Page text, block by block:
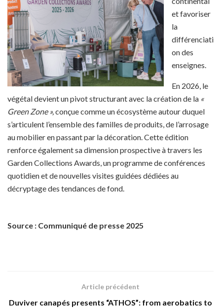
et favoriser
la
différenciati
on des
enseignes.
En 2026, le
végétal devient un pivot structurant avec la création de la «
Green Zone »,conçue comme un écosystème autour duquel
s’articulent l’ensemble des familles de produits, de l’arrosage
au mobilier en passant par la décoration. Cette édition
renforce également sa dimension prospective à travers les
Garden Collections Awards, un programme de conférences
quotidien et de nouvelles visites guidées dédiées au
décryptage des tendances de fond.
Source : Communiqué de presse 2025
Article précédent
Duviver canapés presents “ATHOS”: from aerobatics to